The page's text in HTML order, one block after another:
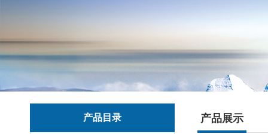
产品目录 产品展示